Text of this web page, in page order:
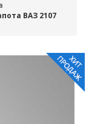
ВАЗ 2107